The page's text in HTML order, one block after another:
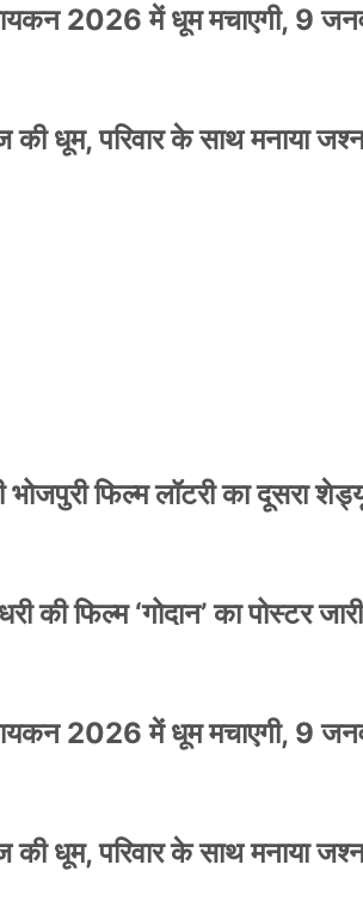
2026 में धूम मचाएगी, 9
की धूम, परिवार के साथ मनाया
टाइकून साहिल लूथरा को मिली
जैसा हूबहू पैटर्न का खुलासा
भोजपुरी फिल्म लॉटरी का दूसरा
की फिल्म ‘गोदान’ का
2026 में धूम मचाएगी, 9
की धूम, परिवार के साथ मनाया